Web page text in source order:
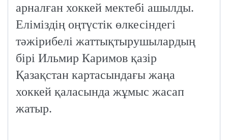
арналған хоккей мектебі ашылды.
Еліміздің оңтүстік өлкесіндегі
тәжірибелі жаттықтырушылардың
бірі Ильмир Каримов қазір
Қазақстан картасындағы жаңа
хоккей қаласында жұмыс жасап
жатыр.